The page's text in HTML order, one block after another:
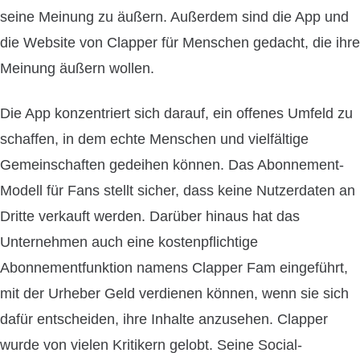
seine Meinung zu äußern. Außerdem sind die App und
die Website von Clapper für Menschen gedacht, die ihre
Meinung äußern wollen.
Die App konzentriert sich darauf, ein offenes Umfeld zu
schaffen, in dem echte Menschen und vielfältige
Gemeinschaften gedeihen können. Das Abonnement-
Modell für Fans stellt sicher, dass keine Nutzerdaten an
Dritte verkauft werden. Darüber hinaus hat das
Unternehmen auch eine kostenpflichtige
Abonnementfunktion namens Clapper Fam eingeführt,
mit der Urheber Geld verdienen können, wenn sie sich
dafür entscheiden, ihre Inhalte anzusehen. Clapper
wurde von vielen Kritikern gelobt. Seine Social-